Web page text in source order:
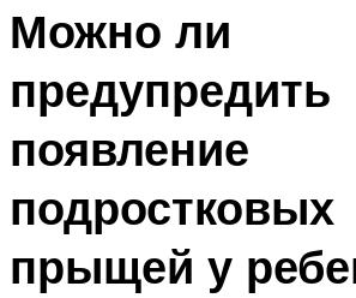
Можно ли
предупредить
появление
подростковых
прыщей у